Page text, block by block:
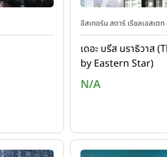
อีสเทอร์น สตาร์ เรียลเอสเตท
เดอะ บรีส นราธิวาส
by Eastern Star)
N/A